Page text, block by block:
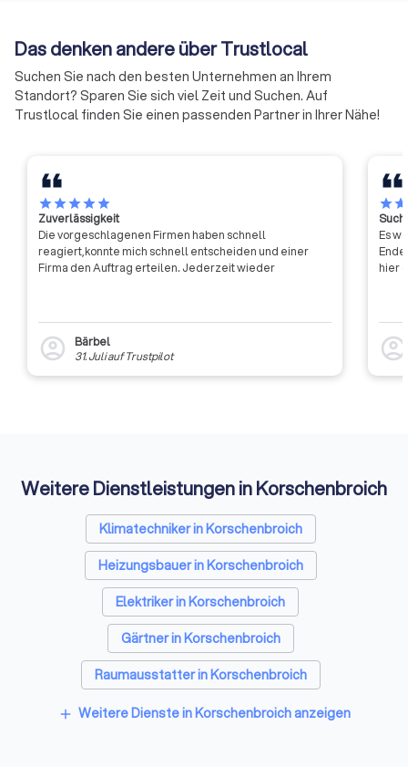
IHKs in NRW Verantwortung für
die Unternehmen im Land,
bringen Lösungen auf den Weg
und wägen Einzel- und
Standortinteressen
der
effizienter und
werden.
Das denken andere über Trustlocal
Suchen Sie nach den besten Unternehmen an Ihrem
Standort? Sparen Sie sich viel Zeit und Suchen. Auf
Trustlocal finden Sie einen passenden Partner in Ihrer Nähe!
starstarstarstarstar
Zuverlässigkeit
Die vorgeschlagenen Firmen haben schnell
reagiert,konnte mich schnell entscheiden und einer
Firma den Auftrag erteilen. Jederzeit wieder
account_circle
Bärbel
31. Juliauf Trustpilot
starstar
Es
hier
account_circle
Weitere Dienstleistungen in Korschenbroich
Klimatechniker in Korschenbroich
Heizungsbauer in Korschenbroich
Elektriker in Korschenbroich
Gärtner in Korschenbroich
Raumausstatter in Korschenbroich
Architekten in Korschenbroich
add Weitere Dienste in Korschenbroich anzeigen